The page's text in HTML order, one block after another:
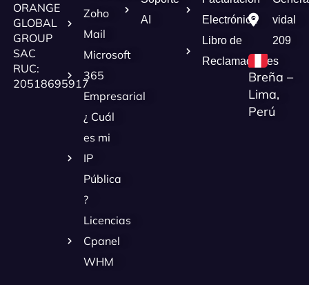
ORANGE
GLOBAL
GROUP
SAC
RUC:
20518695917
Zoho
Mail
Microsoft
365
Empresarial
¿ Cuál
es mi
IP
Pública
?
Licencias
Cpanel
WHM
AI
Electrónica
Libro de
Reclamaciones
vidal
209
Breña –
Lima,
Perú